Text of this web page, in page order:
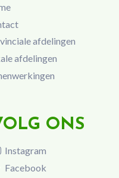
afdelingen
afdelingen
ONS
Instagram
Facebook